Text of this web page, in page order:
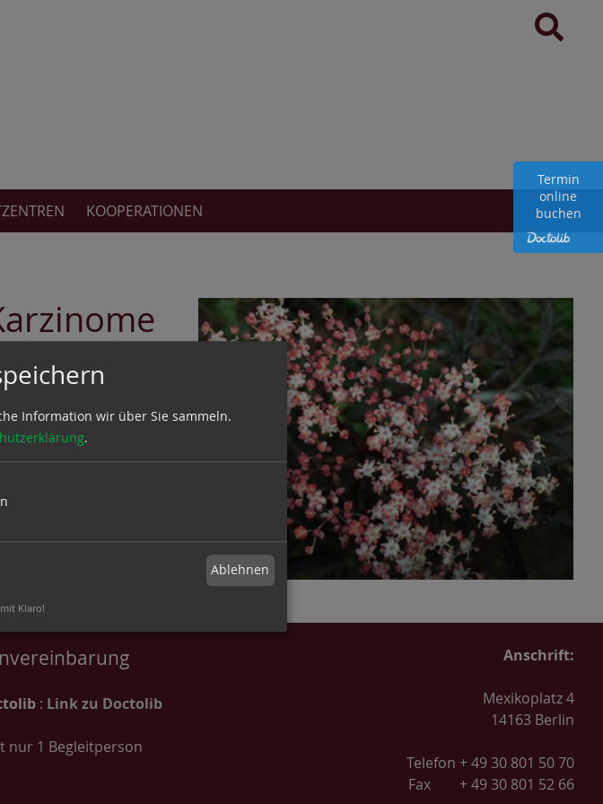
KOOPERATIONEN
Termin
online
buchen
gestaltet.
gehen zunächst in
es keine Anzeichen
: Link zu Doctolib
nur 1 Begleitperson
Anschrift:
Mexikoplatz 4
14163 Berlin
Telefon + 49 30 801 50 70
Fax + 49 30 801 52 66
Information wir über Sie sammeln.
.
Ablehnen
Klaro!